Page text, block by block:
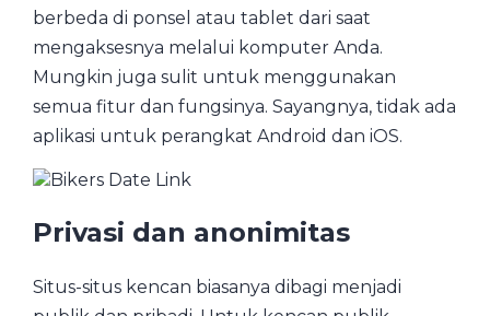
berbeda di ponsel atau tablet dari saat
mengaksesnya melalui komputer Anda.
Mungkin juga sulit untuk menggunakan
semua fitur dan fungsinya. Sayangnya, tidak ada
aplikasi untuk perangkat Android dan iOS.
Privasi dan anonimitas
Situs-situs kencan biasanya dibagi menjadi